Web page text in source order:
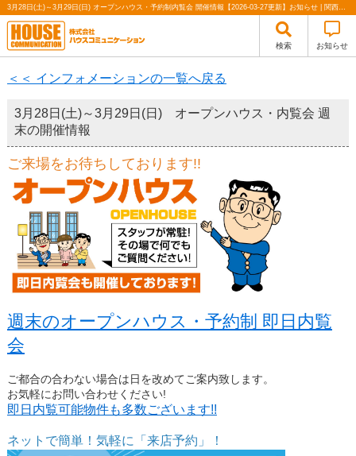
3月28日(土)～3月29日(日) オープンハウス・予約制内覧会 開催情報【2026-03-27更新】お知らせ | 関西（大阪・北摂・神戸）・関東（東京）で不動産の購入・売却、注文住宅、リノベーションの事なら株式会社ハウスコミュニケーション
検索 お知らせ
＜＜ インフォメーションの一覧へ戻る
3月28日(土)～3月29日(日) オープンハウス・内覧会 週
末の開催情報
ご来場をお待ちしております!!
週末のオープンハウス・予約制 即日内覧
会
ご都合の合わない場合は日を改めてご案内致します。
お気軽にお問い合わせください!
即日内覧可能物件も多数ございます!!
ネットで簡単！気軽に「来店予約」！